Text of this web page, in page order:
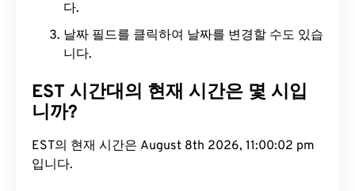
다.
날짜 필드를 클릭하여 날짜를 변경할 수도 있습
니다.
EST 시간대의 현재 시간은 몇 시입
니까?
EST의 현재 시간은 August 8th 2026, 11:00:03 pm
입니다.